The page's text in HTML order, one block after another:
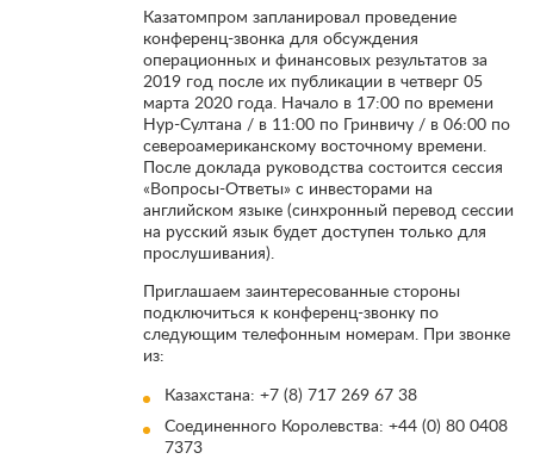
Казатомпром запланировал проведение
конференц-звонка для обсуждения
операционных и финансовых результатов за
2019 год после их публикации в четверг 05
марта 2020 года. Начало в 17:00 по времени
Нур-Султана / в 11:00 по Гринвичу / в 06:00 по
североамериканскому восточному времени.
После доклада руководства состоится сессия
«Вопросы-Ответы» с инвесторами на
английском языке (синхронный перевод сессии
на русский язык будет доступен только для
прослушивания).
Приглашаем заинтересованные стороны
подключиться к конференц-звонку по
следующим телефонным номерам. При звонке
из:
Казахстана: +7 (8) 717 269 67 38
Соединенного Королевства: +44 (0) 80 0408
7373